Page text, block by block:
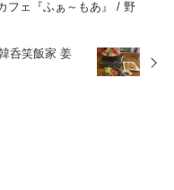
フェ『ふぁ～もあ』 / 野
呑笑飯家 姜